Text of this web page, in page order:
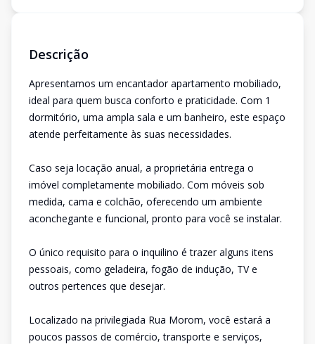
Descrição
Apresentamos um encantador apartamento mobiliado,
ideal para quem busca conforto e praticidade. Com 1
dormitório, uma ampla sala e um banheiro, este espaço
atende perfeitamente às suas necessidades.
Caso seja locação anual, a proprietária entrega o
imóvel completamente mobiliado. Com móveis sob
medida, cama e colchão, oferecendo um ambiente
aconchegante e funcional, pronto para você se instalar.
O único requisito para o inquilino é trazer alguns itens
pessoais, como geladeira, fogão de indução, TV e
outros pertences que desejar.
Localizado na privilegiada Rua Morom, você estará a
poucos passos de comércio, transporte e serviços,